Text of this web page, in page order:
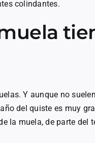
colindantes.
Y aunque no
del quiste es muy
la muela, de parte del